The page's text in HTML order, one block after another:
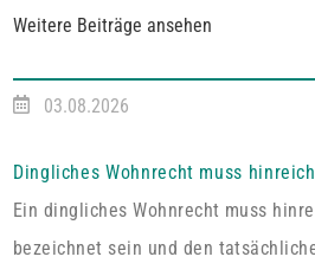
Weitere Beiträge ansehen
03.08.2026
Dingliches Wohnrecht muss
Ein dingliches Wohnrecht muss
bezeichnet sein und den